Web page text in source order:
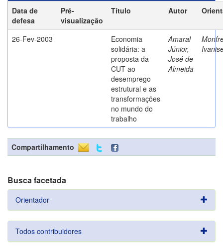
Data de
defesa
Pré-
visualização
Título Autor
26-Fev-2003
Economia
solidária: a
proposta da
CUT ao
desemprego
estrutural e as
transformações
no mundo do
trabalho
Amaral
Júnior,
José de
Almeida
Compartilhamento
Busca facetada
Orientador
Todos contribuidores